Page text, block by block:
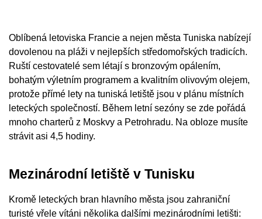
Oblíbená letoviska Francie a nejen města Tuniska nabízejí
dovolenou na pláži v nejlepších středomořských tradicích.
Ruští cestovatelé sem létají s bronzovým opálením,
bohatým výletním programem a kvalitním olivovým olejem,
protože přímé lety na tuniská letiště jsou v plánu místních
leteckých společností. Během letní sezóny se zde pořádá
mnoho charterů z Moskvy a Petrohradu. Na obloze musíte
strávit asi 4,5 hodiny.
Mezinárodní letiště v Tunisku
Kromě leteckých bran hlavního města jsou zahraniční
turisté vřele vítáni několika dalšími mezinárodními letišti: